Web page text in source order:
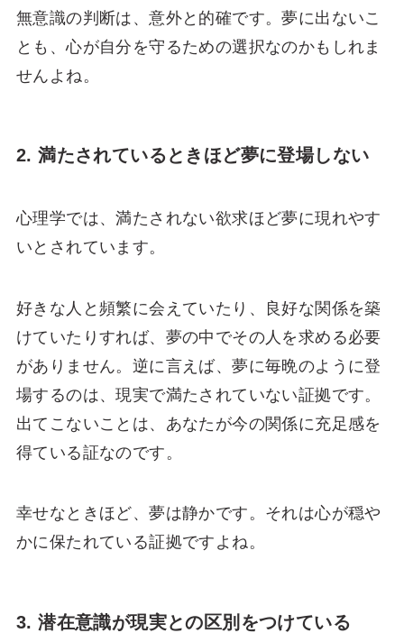
無意識の判断は、意外と的確です。夢に出ないこ
とも、心が自分を守るための選択なのかもしれま
せんよね。
2. 満たされているときほど夢に登場しない
心理学では、満たされない欲求ほど夢に現れやす
いとされています。
好きな人と頻繁に会えていたり、良好な関係を築
けていたりすれば、夢の中でその人を求める必要
がありません。逆に言えば、夢に毎晩のように登
場するのは、現実で満たされていない証拠です。
出てこないことは、あなたが今の関係に充足感を
得ている証なのです。
幸せなときほど、夢は静かです。それは心が穏や
かに保たれている証拠ですよね。
3. 潜在意識が現実との区別をつけている